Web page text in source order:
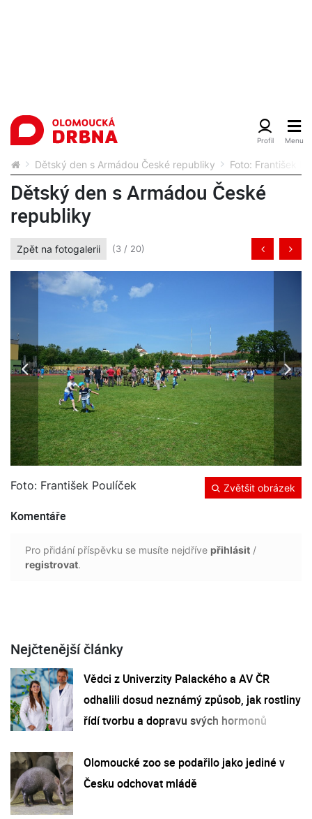
Dětský den s Armádou České republiky Foto: František
Dětský den s Armádou České
republiky
Zpět na fotogalerii (3 / 20)
Zvětšit obrázek
Foto: František Poulíček
Komentáře
Pro přidání příspěvku se musíte nejdříve přihlásit /
registrovat.
Nejčtenější články
Vědci z Univerzity Palackého a AV ČR
odhalili dosud neznámý způsob, jak rostliny
řídí tvorbu a dopravu svých hormonů
Olomoucké zoo se podařilo jako jediné v
Česku odchovat mládě